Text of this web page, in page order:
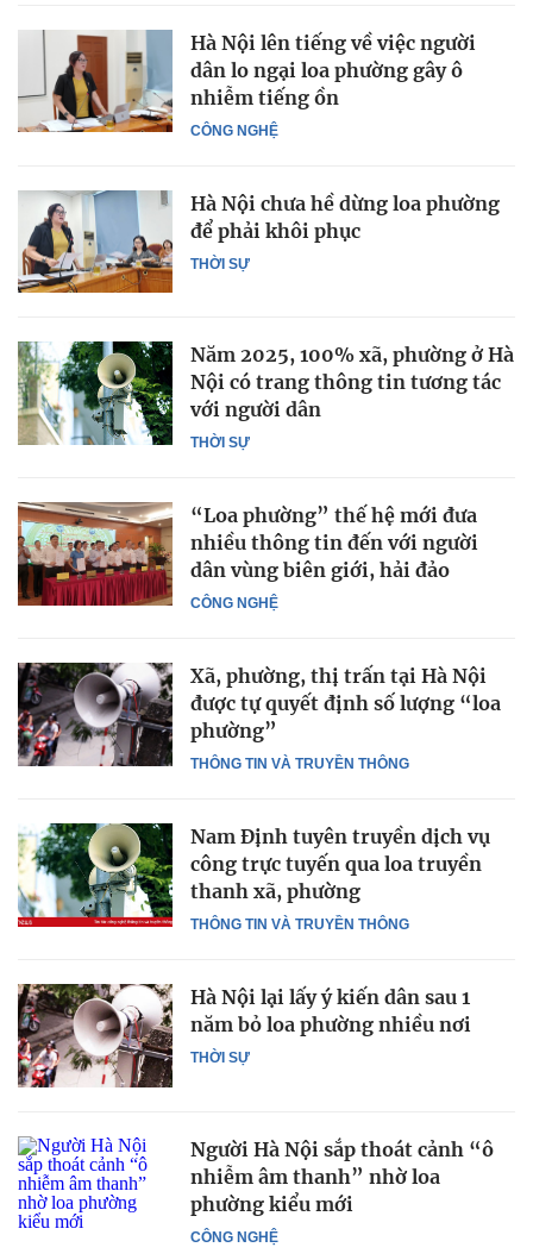
CÔNG NGHỆ
Hà Nội lên tiếng về việc người
dân lo ngại loa phường gây ô
nhiễm tiếng ồn
THỜI SỰ
Hà Nội chưa hề dừng loa phường
để phải khôi phục
THỜI SỰ
Năm 2025, 100% xã, phường ở Hà
Nội có trang thông tin tương tác
với người dân
CÔNG NGHỆ
“Loa phường” thế hệ mới đưa
nhiều thông tin đến với người
dân vùng biên giới, hải đảo
THÔNG TIN VÀ TRUYỀN THÔNG
Xã, phường, thị trấn tại Hà Nội
được tự quyết định số lượng “loa
phường”
THÔNG TIN VÀ TRUYỀN THÔNG
Nam Định tuyên truyền dịch vụ
công trực tuyến qua loa truyền
thanh xã, phường
THỜI SỰ
Hà Nội lại lấy ý kiến dân sau 1
năm bỏ loa phường nhiều nơi
CÔNG NGHỆ
Người Hà Nội sắp thoát cảnh “ô
nhiễm âm thanh” nhờ loa
phường kiểu mới